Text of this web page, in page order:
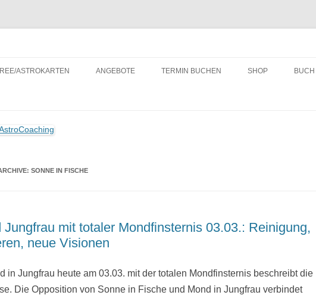
Inhalt
ASTROKARTEN ANGEBOTE TERMIN BUCHEN SHOP BUCH
SONNE IN FISCHE
Jungfrau mit totaler Mondfinsternis 03.03.: Reinigung,
neue Visionen
in Jungfrau heute am 03.03. mit der totalen Mondfinsternis beschreibt die
Die Opposition von Sonne in Fische und Mond in Jungfrau verbindet